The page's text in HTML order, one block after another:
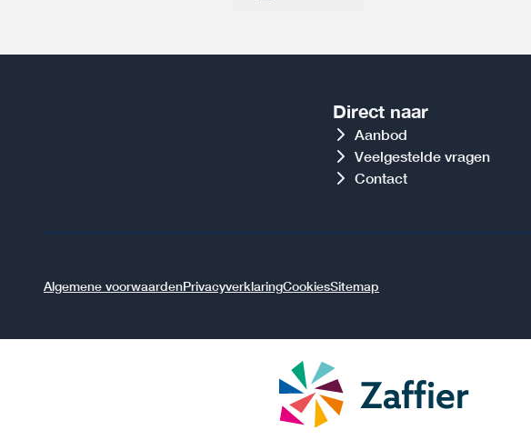
Direct naar
Aanbod
Veelgestelde vragen
Contact
Algemene voorwaardenPrivacyverklaringCookiesSitemap